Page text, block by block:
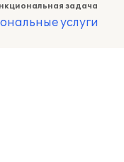
задача
услуги